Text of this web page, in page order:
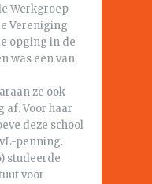
Werkgroep
Vereniging
opging in de
was een van
ze ook
Voor haar
deze school
penning.
studeerde
voor